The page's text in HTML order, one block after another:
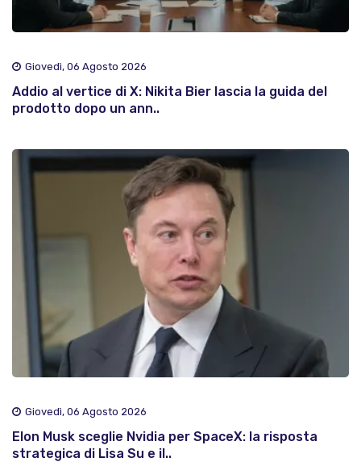
Giovedì, 06 Agosto 2026
Addio al vertice di X: Nikita Bier lascia la guida del
prodotto dopo un ann..
Giovedì, 06 Agosto 2026
Elon Musk sceglie Nvidia per SpaceX: la risposta
strategica di Lisa Su e il..